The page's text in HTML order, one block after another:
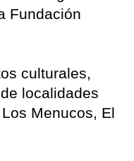
Fundación
culturales,
localidades
Menucos, El